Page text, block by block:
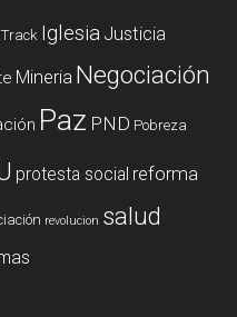
Iglesia Justicia
Mineria Negociación
Paz PND Pobreza
protesta social reforma
revolucion salud